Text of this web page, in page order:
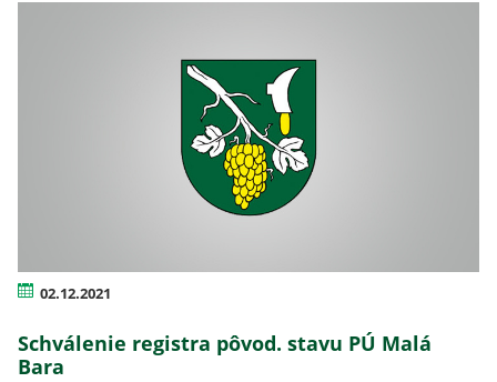
02.12.2021
Schválenie registra pôvod. stavu PÚ Malá
Bara